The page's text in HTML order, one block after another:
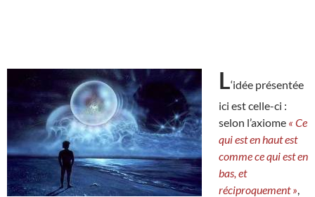
L‘idée présentée
ici est celle-ci :
selon l’axiome « Ce
qui est en haut est
comme ce qui est en
bas, et
réciproquement »